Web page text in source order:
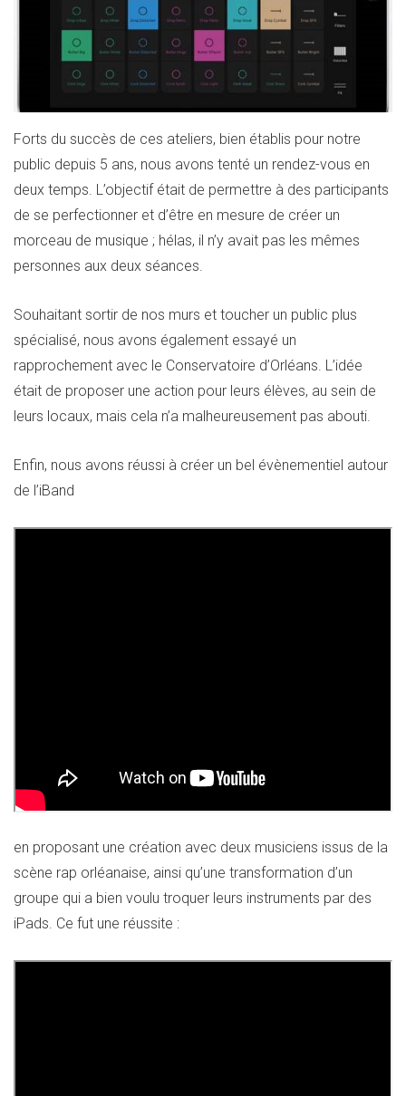
Forts du succès de ces ateliers, bien établis pour notre
public depuis 5 ans, nous avons tenté un rendez-vous en
deux temps. L’objectif était de permettre à des participants
de se perfectionner et d’être en mesure de créer un
morceau de musique ; hélas, il n’y avait pas les mêmes
personnes aux deux séances.
Souhaitant sortir de nos murs et toucher un public plus
spécialisé, nous avons également essayé un
rapprochement avec le Conservatoire d’Orléans. L’idée
était de proposer une action pour leurs élèves, au sein de
leurs locaux, mais cela n’a malheureusement pas abouti.
Enfin, nous avons réussi à créer un bel évènementiel autour
de l’iBand
en proposant une création avec deux musiciens issus de la
scène rap orléanaise, ainsi qu’une transformation d’un
groupe qui a bien voulu troquer leurs instruments par des
iPads. Ce fut une réussite :